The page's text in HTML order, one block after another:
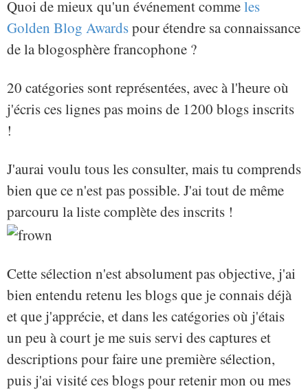
Quoi de mieux qu'un événement commeles
Golden Blog Awardspour étendre sa connaissance
de la blogosphère francophone ?
20 catégories sont représentées, avec à l'heure où
j'écris ces lignes pas moins de 1200 blogs inscrits
!
J'aurai voulu tous les consulter, mais tu comprends
bien que ce n'est pas possible. J'ai tout de même
parcouru la liste complète des inscrits !
Cette sélection n'est absolument pas objective, j'ai
bien entendu retenu les blogs que je connais déjà
et que j'apprécie, et dans les catégories où j'étais
un peu à court je me suis servi des captures et
descriptions pour faire une première sélection,
puis j'ai visité ces blogs pour retenir mon ou mes